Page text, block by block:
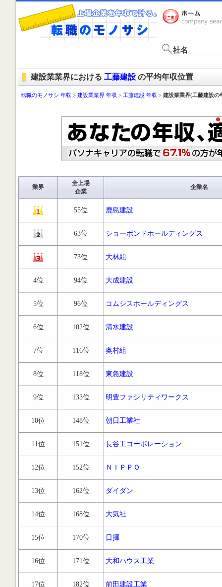
社名
建設業業界における 工藤建設 の平均年収位置
転職のモノサシ 年収 > 建設業業界 年収 > 工藤建設 年収 > 建設業業界(工藤建設の
業界
全上場
企業
企業名
55位 鹿島建設
63位 ショーボンドホールディングス
73位 大林組
4位 94位 大成建設
5位 96位 コムシスホールディングス
6位 102位 清水建設
7位 116位 奥村組
8位 118位 東急建設
9位 133位 明豊ファシリティワークス
10位 148位 朝日工業社
11位 151位 長谷工コーポレーション
12位 152位 ＮＩＰＰＯ
13位 162位 ダイダン
14位 168位 大気社
15位 170位 日揮
16位 171位 大和ハウス工業
17位 182位 前田建設工業